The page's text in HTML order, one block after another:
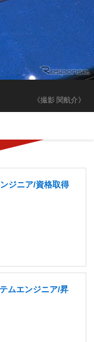
《撮影 関航介》
ジニア/資格取得
ムエンジニア/昇